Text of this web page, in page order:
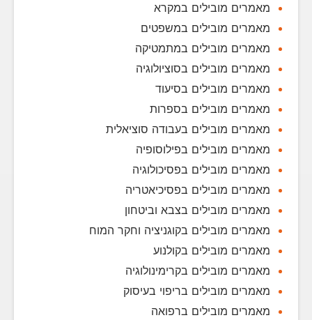
מאמרים מובילים במקרא
מאמרים מובילים במשפטים
מאמרים מובילים במתמטיקה
מאמרים מובילים בסוציולוגיה
מאמרים מובילים בסיעוד
מאמרים מובילים בספרות
מאמרים מובילים בעבודה סוציאלית
מאמרים מובילים בפילוסופיה
מאמרים מובילים בפסיכולוגיה
מאמרים מובילים בפסיכיאטריה
מאמרים מובילים בצבא וביטחון
מאמרים מובילים בקוגניציה וחקר המוח
מאמרים מובילים בקולנוע
מאמרים מובילים בקרימינולוגיה
מאמרים מובילים בריפוי בעיסוק
מאמרים מובילים ברפואה